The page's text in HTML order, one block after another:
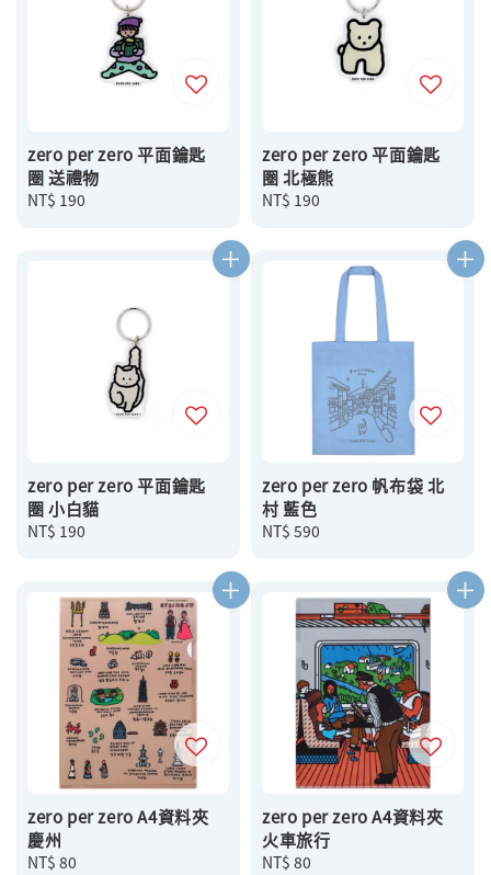
zero per zero 平面鑰匙
圈 送禮物
Regular
NT$ 190
zero per zero 平面鑰匙
圈 北極熊
Regular
NT$ 190
zero per zero 平面鑰匙
圈 小白貓
Regular
NT$ 190
zero per zero 帆布袋 北
村 藍色
Regular
NT$ 590
zero per zero A4資料夾
慶州
Regular
NT$ 80
zero per zero A4資料夾
火車旅行
Regular
NT$ 80